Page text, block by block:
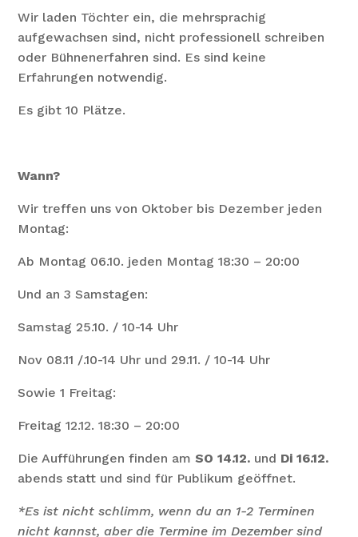
Wir laden Töchter ein, die mehrsprachig
aufgewachsen sind, nicht professionell schreiben
oder Bühnenerfahren sind. Es sind keine
Erfahrungen notwendig.
Es gibt 10 Plätze.
Wann?
Wir treffen uns von Oktober bis Dezember jeden
Montag:
Ab Montag 06.10. jeden Montag 18:30 – 20:00
Und an 3 Samstagen:
Samstag 25.10. / 10-14 Uhr
Nov 08.11 /.10-14 Uhr und 29.11. / 10-14 Uhr
Sowie 1 Freitag:
Freitag 12.12. 18:30 – 20:00
Die Aufführungen finden amSO 14.12. und Di 16.12.
abends statt und sind für Publikum geöffnet.
*Es ist nicht schlimm, wenn du an 1-2 Terminen
nicht kannst, aber die Termine im Dezember sind